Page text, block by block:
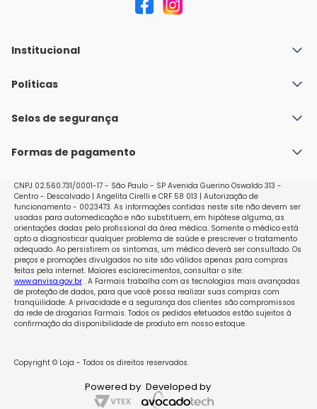
Institucional
Quem Somos
Nossas lojas
Políticas
Política de Envio
Políticas de Trocas e Devoluções
Selos de segurança
Formas de pagamento
CNPJ 02.560.731/0001-17 - São Paulo - SP Avenida Guerino Oswaldo 313 -
Centro - Descalvado | Angelita Cirelli e CRF 58 013 | Autorização de
funcionamento - 0023473. As informações contidas neste site não devem ser
usadas para automedicação e não substituem, em hipótese alguma, as
orientações dadas pelo profissional da área médica. Somente o médico está
apto a diagnosticar qualquer problema de saúde e prescrever o tratamento
adequado. Ao persistirem os sintomas, um médico deverá ser consultado. Os
preços e promoções divulgados no site são válidos apenas para compras
feitas pela internet. Maiores esclarecimentos, consultar o site:
www.anvisa.gov.br. A Farmais trabalha com as tecnologias mais avançadas
de proteção de dados, para que você possa realizar suas compras com
tranqüilidade. A privacidade e a segurança dos clientes são compromissos
da rede de drogarias Farmais. Todos os pedidos efetuados estão sujeitos à
confirmação da disponibilidade de produto em nosso estoque.
Copyright © Loja - Todos os direitos reservados.
Powered by Developed by